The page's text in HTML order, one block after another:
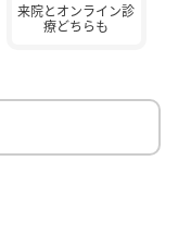
来院とオンライン診
療どちらも